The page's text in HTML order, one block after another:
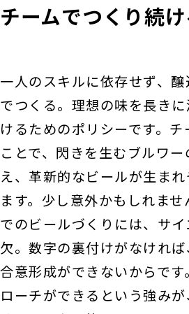
チームでつくり続け
一人のスキルに依存せず、
でつくる。理想の味を長き
けるためのポリシーです。チ
ことで、閃きを生むブルワ
え、革新的なビールが生ま
ます。少し意外かもしれま
でのビールづくりには、サ
欠。数字の裏付けがなけれ
合意形成ができないからで
ローチができるという強み